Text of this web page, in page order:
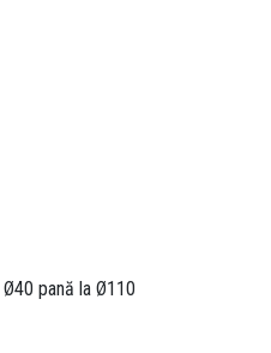
pană la Ø110